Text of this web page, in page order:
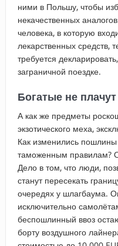
ними в Польшу, чтобы
некачественных
человека, в которую
лекарственных средств,
требуется
заграничной поездке.
Богатые не плачут
А как же предметы
экзотического меха,
Как изменились
таможенным правилам?
Дело в том, что люди,
станут пересекать
очередях у шлагбаума.
исключительно
беспошлинный ввоз
борту воздушного